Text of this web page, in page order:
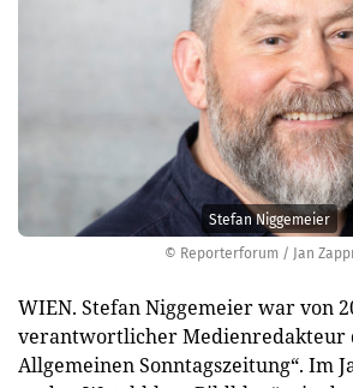
© Reporterforum / Jan
Stefan Niggemeier
WIEN. Stefan Niggemeier war von
verantwortlicher Medienredakteur
Allgemeinen Sonntagszeitung“. Im